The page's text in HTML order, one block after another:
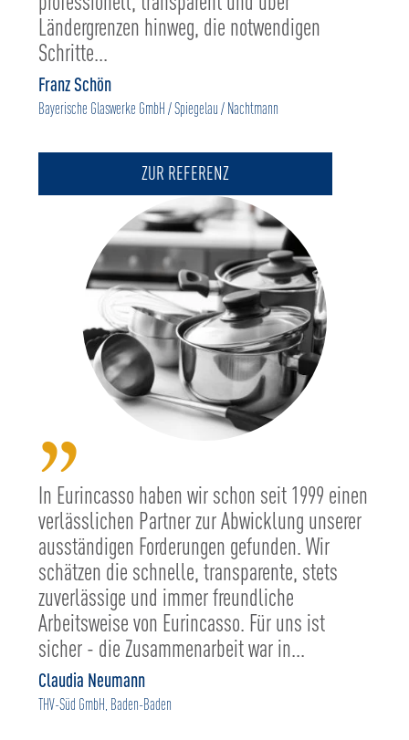
Ländergrenzen hinweg, die notwendigen
Schritte...
Franz Schön
Bayerische Glaswerke GmbH / Spiegelau / Nachtmann
ZUR REFERENZ
”
In Eurincasso haben wir schon seit 1999 einen
verlässlichen Partner zur Abwicklung unserer
ausständigen Forderungen gefunden. Wir
schätzen die schnelle, transparente, stets
zuverlässige und immer freundliche
Arbeitsweise von Eurincasso. Für uns ist
sicher - die Zusammenarbeit war in...
Claudia Neumann
THV-Süd GmbH, Baden-Baden